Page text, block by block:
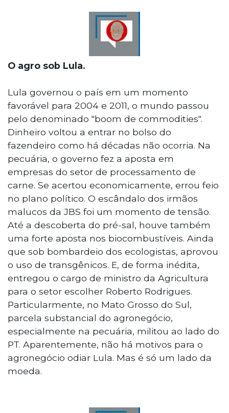
O agro sob Lula.
Lula governou o país em um momento
favorável para 2004 e 2011, o mundo passou
pelo denominado "boom de commodities".
Dinheiro voltou a entrar no bolso do
fazendeiro como há décadas não ocorria. Na
pecuária, o governo fez a aposta em
empresas do setor de processamento de
carne. Se acertou economicamente, errou feio
no plano político. O escândalo dos irmãos
malucos da JBS foi um momento de tensão.
Até a descoberta do pré-sal, houve também
uma forte aposta nos biocombustíveis. Ainda
que sob bombardeio dos ecologistas, aprovou
o uso de transgênicos. E, de forma inédita,
entregou o cargo de ministro da Agricultura
para o setor escolher Roberto Rodrigues.
Particularmente, no Mato Grosso do Sul,
parcela substancial do agronegócio,
especialmente na pecuária, militou ao lado do
PT. Aparentemente, não há motivos para o
agronegócio odiar Lula. Mas é só um lado da
moeda.